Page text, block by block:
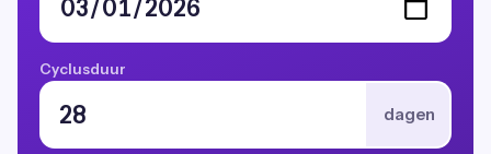
Cyclusduur
dagen